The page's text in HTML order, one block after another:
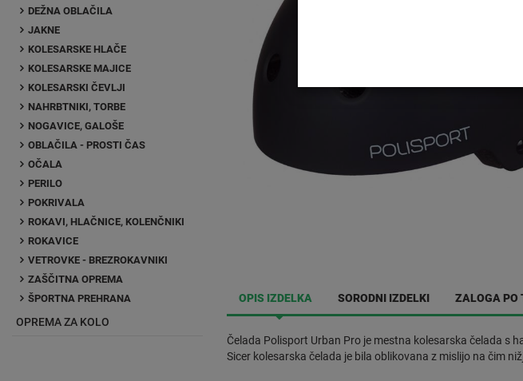
DEŽNA OBLAČILA
JAKNE
KOLESARSKE HLAČE
KOLESARSKE MAJICE
KOLESARSKI ČEVLJI
NAHRBTNIKI, TORBE
NOGAVICE, GALOŠE
OBLAČILA - PROSTI ČAS
OČALA
PERILO
POKRIVALA
ROKAVI, HLAČNICE, KOLENČNIKI
ROKAVICE
VETROVKE - BREZROKAVNIKI
ZAŠČITNA OPREMA
ŠPORTNA PREHRANA
OPREMA ZA KOLO
OPIS IZDELKA SORODNI IZDELKI ZALOGA PO
Čelada Polisport Urban Pro je mestna kolesarska čelada s
Sicer kolesarska čelada je bila oblikovana z mislijo na čim